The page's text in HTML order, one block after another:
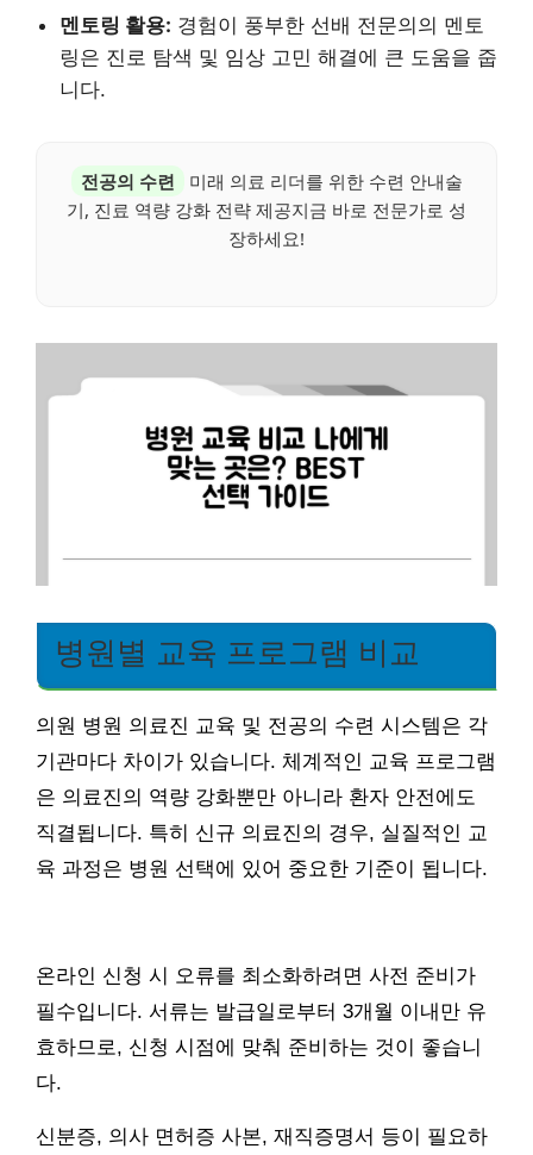
멘토링 활용: 경험이 풍부한 선배 전문의의 멘토
링은 진로 탐색 및 임상 고민 해결에 큰 도움을 줍
니다.
전공의 수련
미래 의료 리더를 위한 수련 안내술
기, 진료 역량 강화 전략 제공지금 바로 전문가로 성
장하세요!
병원별 교육 프로그램 비교
의원 병원 의료진 교육 및 전공의 수련 시스템은 각
기관마다 차이가 있습니다. 체계적인 교육 프로그램
은 의료진의 역량 강화뿐만 아니라 환자 안전에도
직결됩니다. 특히 신규 의료진의 경우, 실질적인 교
육 과정은 병원 선택에 있어 중요한 기준이 됩니다.
온라인 신청 시 오류를 최소화하려면 사전 준비가
필수입니다. 서류는 발급일로부터 3개월 이내만 유
효하므로, 신청 시점에 맞춰 준비하는 것이 좋습니
다.
신분증, 의사 면허증 사본, 재직증명서 등이 필요하